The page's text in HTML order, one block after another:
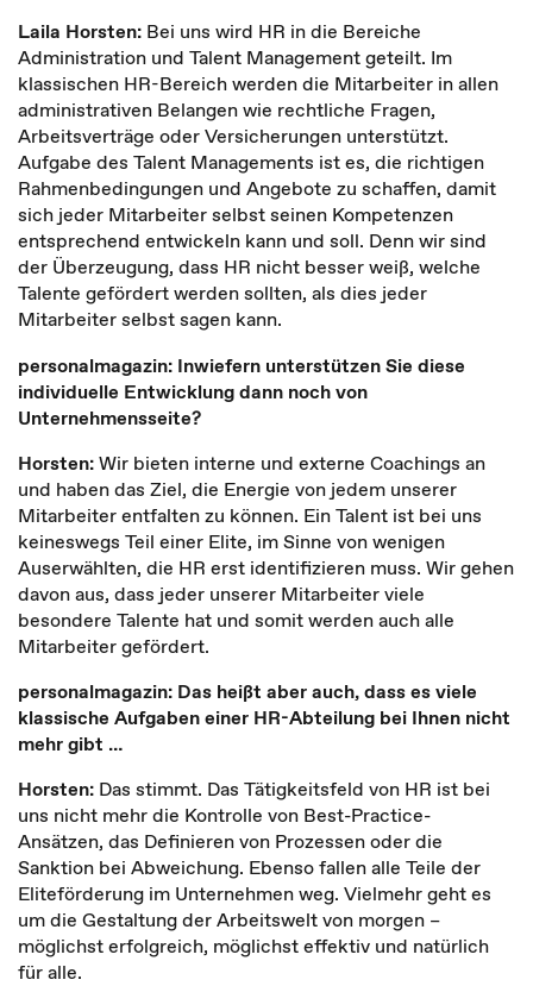
Laila Horsten: Bei uns wird HR in die Bereiche
Administration und Talent Management geteilt. Im
klassischen HR-Bereich werden die Mitarbeiter in allen
administrativen Belangen wie rechtliche Fragen,
Arbeitsverträge oder Versicherungen unterstützt.
Aufgabe des Talent Managements ist es, die richtigen
Rahmenbedingungen und Angebote zu schaffen, damit
sich jeder Mitarbeiter selbst seinen Kompetenzen
entsprechend entwickeln kann und soll. Denn wir sind
der Überzeugung, dass HR nicht besser weiß, welche
Talente gefördert werden sollten, als dies jeder
Mitarbeiter selbst sagen kann.
personalmagazin: Inwiefern unterstützen Sie diese
individuelle Entwicklung dann noch von
Unternehmensseite?
Horsten:Wir bieten interne und externe Coachings an
und haben das Ziel, die Energie von jedem unserer
Mitarbeiter entfalten zu können. Ein Talent ist bei uns
keineswegs Teil einer Elite, im Sinne von wenigen
Auserwählten, die HR erst identifizieren muss. Wir gehen
davon aus, dass jeder unserer Mitarbeiter viele
besondere Talente hat und somit werden auch alle
Mitarbeiter gefördert.
personalmagazin: Das heißt aber auch, dass es viele
klassische Aufgaben einer HR-Abteilung bei Ihnen nicht
mehr gibt …
Horsten: Das stimmt. Das Tätigkeitsfeld von HR ist bei
uns nicht mehr die Kontrolle von Best-Practice-
Ansätzen, das Definieren von Prozessen oder die
Sanktion bei Abweichung. Ebenso fallen alle Teile der
Eliteförderung im Unternehmen weg. Vielmehr geht es
um die Gestaltung der Arbeitswelt von morgen –
möglichst erfolgreich, möglichst effektiv und natürlich
für alle.